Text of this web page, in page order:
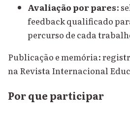
Avaliação por pares:
feedback qualificado
percurso de cada
Publicação e memória:
na Revista Internacional
Por que participar